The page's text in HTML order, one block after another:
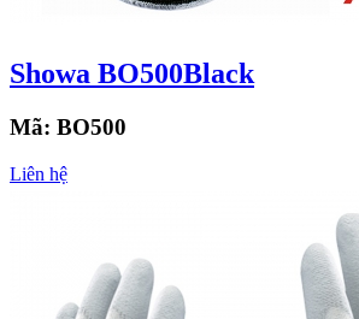
Showa BO500Black
Mã: BO500
Liên hệ